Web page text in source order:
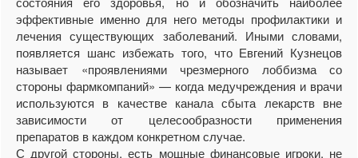
эффективные именно для него методы профилактики и
лечения существующих заболеваний. Иными словами,
появляется шанс избежать того, что Евгений Кузнецов
называет «проявлениями чрезмерного лоббизма со
стороны фармкомпаний» — когда медучреждения и врачи
используются в качестве канала сбыта лекарств вне
зависимости от целесообразности применения
препаратов в каждом конкретном случае.
С другой стороны, есть мощные финансовые игроки, не